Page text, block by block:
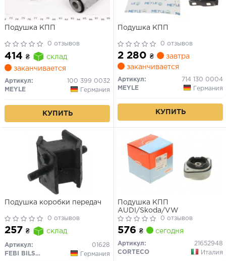
Подушка КПП
0 отзывов
414 ₴
склад
заканчивается
Артикул:
100 399 0032
MEYLE
Германия
КУПИТЬ
Подушка КПП
0 отзывов
2 280 ₴
завтра
заканчивается
Артикул:
714 130 0004
MEYLE
Германия
КУПИТЬ
Подушка коробки передач
0 отзывов
257 ₴ склад
Артикул:
01628
FEBI BILSTEIN
Германия
Подушка КПП
AUDI/Skoda/VW
0 отзывов
576 ₴ сегодня
Артикул:
21652948
CORTECO
Италия